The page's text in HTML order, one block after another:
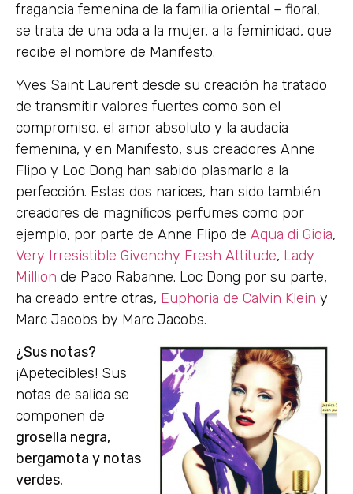
fragancia femenina de la familia oriental – floral,
se trata de una oda a la mujer, a la feminidad, que
recibe el nombre de Manifesto.
Yves Saint Laurent desde su creación ha tratado
de transmitir valores fuertes como son el
compromiso, el amor absoluto y la audacia
femenina, y en Manifesto, sus creadores Anne
Flipo y Loc Dong han sabido plasmarlo a la
perfección. Estas dos narices, han sido también
creadores de magníficos perfumes como por
ejemplo, por parte de Anne Flipo de Aqua di Gioia,
Very Irresistible Givenchy Fresh Attitude, Lady
Million de Paco Rabanne. Loc Dong por su parte,
ha creado entre otras, Euphoria de Calvin Klein y
Marc Jacobs by Marc Jacobs.
¿Sus notas?
¡Apetecibles! Sus
notas de salida se
componen de
grosella negra,
bergamota y notas
verdes.